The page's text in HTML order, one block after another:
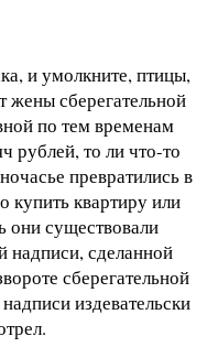
и умолкните, птицы,
жены сберегательной
по тем временам
рублей, то ли что-то
превратились в
квартиру или
они существовали
надписи, сделанной
сберегательной
издевательски